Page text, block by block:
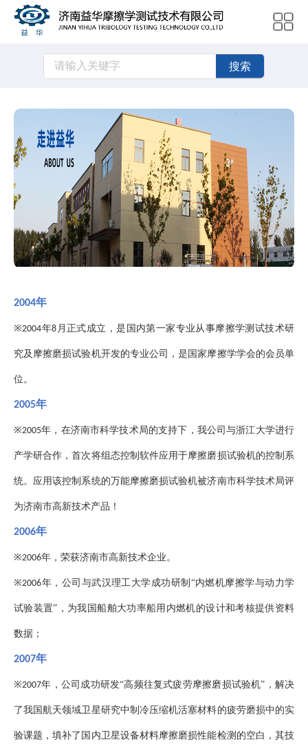
搜索
2004年
※2004年8 月正式成立，是国内第一家专业从事摩擦学测试技术研
究及摩擦磨损试验机开发的专业公司，是国家摩擦学学会的会员单
位。
2005年
※2005年，在济南市科学技术局的支持下，我公司与浙江大学进行
产学研合作，首次将组态控制软件应用于摩擦磨损试验机的控制系
统。应用该控制系统的万能摩擦磨损试验机被济南市科学技术局评
为济南市高新技术产品！
2006年
※2006年，荣获济南市高新技术企业。
※2006年，公司与武汉理工大学成功研制“内燃机摩擦学与动力学
试验装置”，为我国船舶大功率船用内燃机的设计和考核提供资料
数据；
2007年
※2007年，公司成功研发“高频往复式疲劳摩擦磨损试验机”，解决
了我国航天领域卫星研究中制冷压缩机活塞材料的疲劳磨损中的实
验课题，填补了国内卫星设备材料摩擦磨损性能检测的空白，其技